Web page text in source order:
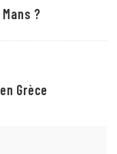
?
Grèce